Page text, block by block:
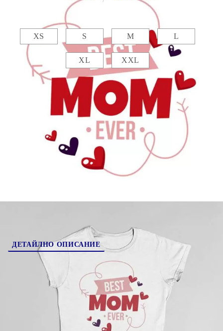
Таблица с размери
XS S M L
XL XXL
Коментар към поръчката:
ДЕТАЙЛНО ОПИСАНИЕ
Мама е любимият герой на всички ни! Подари и
тениска, за всеки повод!
Тениски от 100% памук.
Качествено отпечатване на изображение върху
тениска чрез директен дигитален печат, а не
щампа. Мастилата се просмукват в текстила и
не създават дискомфорт. На пипане се усеща